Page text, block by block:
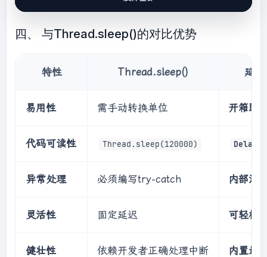
        delayMillis(delayMs);
    }
了然
System.out.println("5秒后继续");
// 甚至可以使用更高级的功能
try
break
    }
catch
DelayUtils.delayWithExponentialBackoff(retry
    }
四、 与Thread.sleep()的对比优势
特性 Thread.sleep() 延
易用性 需手动转换单位 开箱即
代码可读性 Thread.sleep(120000)
异常处理 必须编写try-catch 内部消
灵活性 固定延迟 可轻松
健壮性 依赖开发者正确处理中断 内置最